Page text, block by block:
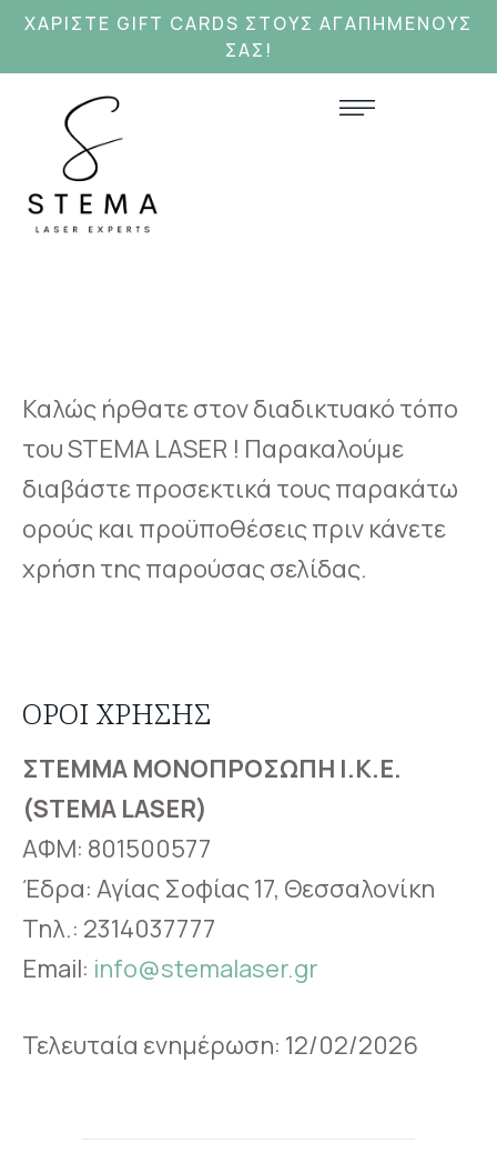
ΧΑΡΊΣΤΕ GIFT CARDS ΣΤΟΥΣ ΑΓΑΠΗΜΕΝΟΥΣ
ΣΑΣ!
Καλώς ήρθατε στον διαδικτυακό τόπο
του STEMA LASER ! Παρακαλούμε
διαβάστε προσεκτικά τους παρακάτω
ορούς και προϋποθέσεις πριν κάνετε
χρήση της παρούσας σελίδας.
ΟΡΟΙ ΧΡΗΣΗΣ
ΣΤΕΜΜΑ ΜΟΝΟΠΡΟΣΩΠΗ Ι.Κ.Ε.
(STEMA LASER)
ΑΦΜ: 801500577
Έδρα: Αγίας Σοφίας 17, Θεσσαλονίκη
Τηλ.: 2314037777
Email: info@stemalaser.gr
Τελευταία ενημέρωση: 12/02/2026